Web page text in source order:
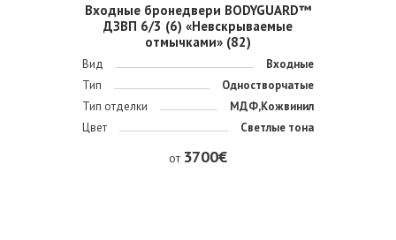
Входные бронедвери BODYGUARD™
ДЗВП 6/3 (6) «Невскрываемые
отмычками» (82)
Вид
Входные
Тип
Одностворчатые
Тип отделки
МДФ,Кожвинил
Цвет
Светлые тона
от 3700€